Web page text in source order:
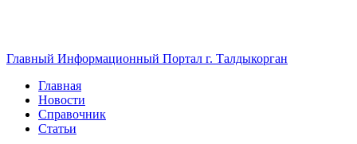
Главный Информационный Портал г. Талдыкорган
Главная
Новости
Справочник
Статьи